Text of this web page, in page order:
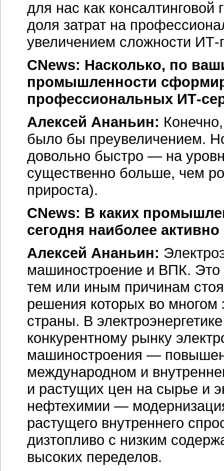
для нас как
доля затрат на
увеличением сложности ИТ-
CNews: Насколько, по
промышленности
профессиональных ИТ-
Алексей Ананьин:
было бы преувеличением.
довольно быстро — на
существенно больше, чем
прироста).
CNews: В каких
сегодня наиболее
Алексей Ананьин:
машиностроение и ВПК. Это
тем или иным причинам
решения которых во
страны. В
конкурентному рынку
машиностроения —
международном и
и растущих цен на сырье и
нефтехимии —
растущего внутреннего
дизтопливо с низким
высоких переделов.